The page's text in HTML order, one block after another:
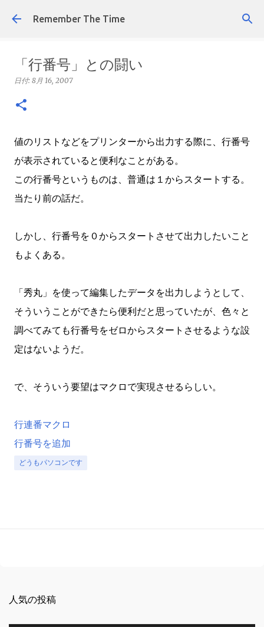
スキップしてメイン コンテンツに移動
Remember The Time
「行番号」との闘い
日付: 8月 16, 2007
値のリストなどをプリンターから出力する際に、行番号
が表示されていると便利なことがある。
この行番号というものは、普通は１からスタートする。
当たり前の話だ。
しかし、行番号を０からスタートさせて出力したいこと
もよくある。
「秀丸」を使って編集したデータを出力しようとして、
そういうことができたら便利だと思っていたが、色々と
調べてみても行番号をゼロからスタートさせるような設
定はないようだ。
で、そういう要望はマクロで実現させるらしい。
行連番マクロ
行番号を追加
どうもパソコンです
人気の投稿